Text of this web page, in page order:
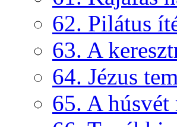
62. Pilátus
63. A
64. Jézus
65. A húsvét